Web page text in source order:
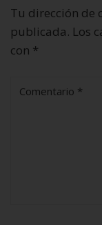
Tu dirección de
publicada. Los
con *